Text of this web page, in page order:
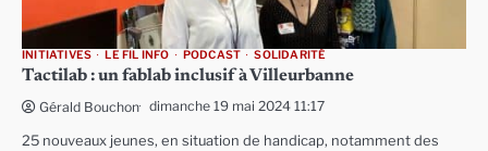
INITIATIVES LE FIL INFO PODCAST SOLIDARITÉ
Tactilab : un fablab inclusif à Villeurbanne
Gérald Bouchon dimanche 19 mai 2024 11:17
25 nouveaux jeunes, en situation de handicap, notamment des